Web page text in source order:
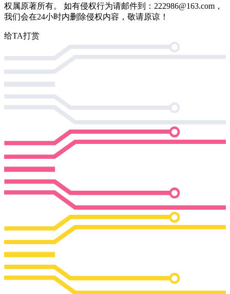
权属原著所有。 如有侵权行为请邮件到：222986@163.com，
我们会在24小时内删除侵权内容，敬请原谅！
给TA打赏